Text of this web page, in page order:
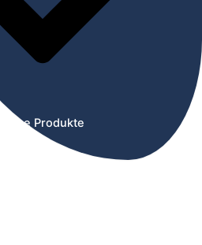
Öffne Produkte